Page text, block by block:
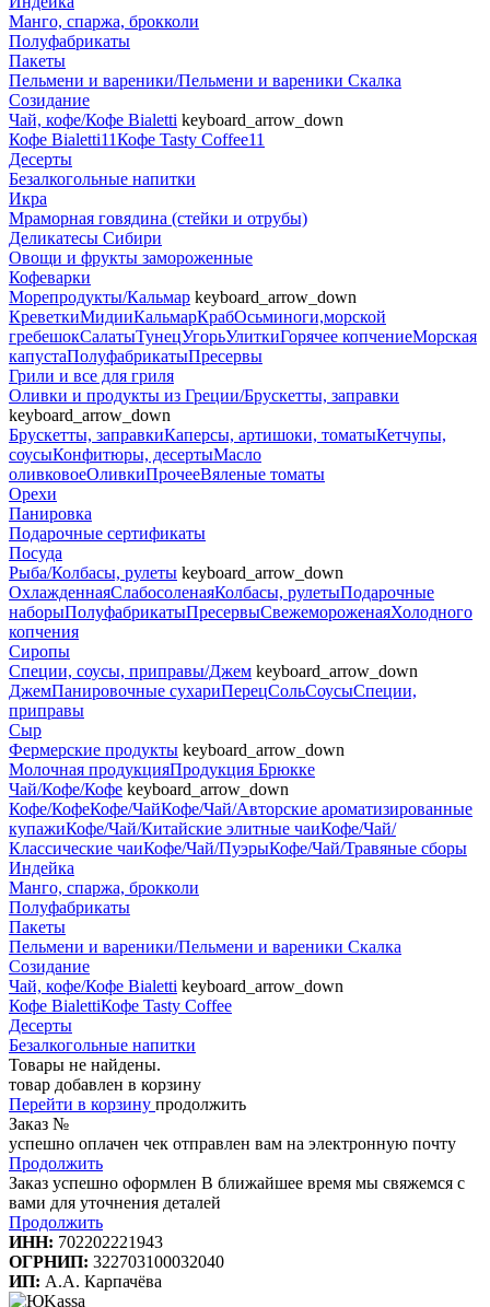
Манго, спаржа, брокколи
Полуфабрикаты
Пакеты
Пельмени и вареники/Пельмени и вареники Скалка
Созидание
Чай, кофе/Кофе Bialetti keyboard_arrow_down
Кофе Bialetti11Кофе Tasty Coffee11
Десерты
Безалкогольные напитки
Икра
Мраморная говядина (стейки и отрубы)
Деликатесы Сибири
Овощи и фрукты замороженные
Кофеварки
Морепродукты/Кальмар keyboard_arrow_down
КреветкиМидииКальмарКрабОсьминоги,морской
гребешокСалатыТунецУгорьУлиткиГорячее копчениеМорская
капустаПолуфабрикатыПресервы
Грили и все для гриля
Оливки и продукты из Греции/Брускетты, заправки
keyboard_arrow_down
Брускетты, заправкиКаперсы, артишоки, томатыКетчупы,
соусыКонфитюры, десертыМасло
оливковоеОливкиПрочееВяленые томаты
Орехи
Панировка
Подарочные сертификаты
Посуда
Рыба/Колбасы, рулеты keyboard_arrow_down
ОхлажденнаяСлабосоленаяКолбасы, рулетыПодарочные
наборыПолуфабрикатыПресервыСвежемороженаяХолодного
копчения
Сиропы
Специи, соусы, приправы/Джем keyboard_arrow_down
ДжемПанировочные сухариПерецСольСоусыСпеции,
приправы
Сыр
Фермерские продукты keyboard_arrow_down
Молочная продукцияПродукция Брюкке
Чай/Кофе/Кофе keyboard_arrow_down
Кофе/КофеКофе/ЧайКофе/Чай/Авторские ароматизированные
купажиКофе/Чай/Китайские элитные чаиКофе/Чай/
Классические чаиКофе/Чай/ПуэрыКофе/Чай/Травяные сборы
Индейка
Манго, спаржа, брокколи
Полуфабрикаты
Пакеты
Пельмени и вареники/Пельмени и вареники Скалка
Созидание
Чай, кофе/Кофе Bialetti keyboard_arrow_down
Кофе BialettiКофе Tasty Coffee
Десерты
Безалкогольные напитки
Товары не найдены.
товар добавлен в корзину
Перейти в корзину продолжить
Заказ №
успешно оплачен чек отправлен вам на электронную почту
Продолжить
Заказ успешно оформлен В ближайшее время мы свяжемся с
вами для уточнения деталей
Продолжить
ИНН: 702202221943
ОГРНИП: 322703100032040
ИП: А.А. Карпачёва